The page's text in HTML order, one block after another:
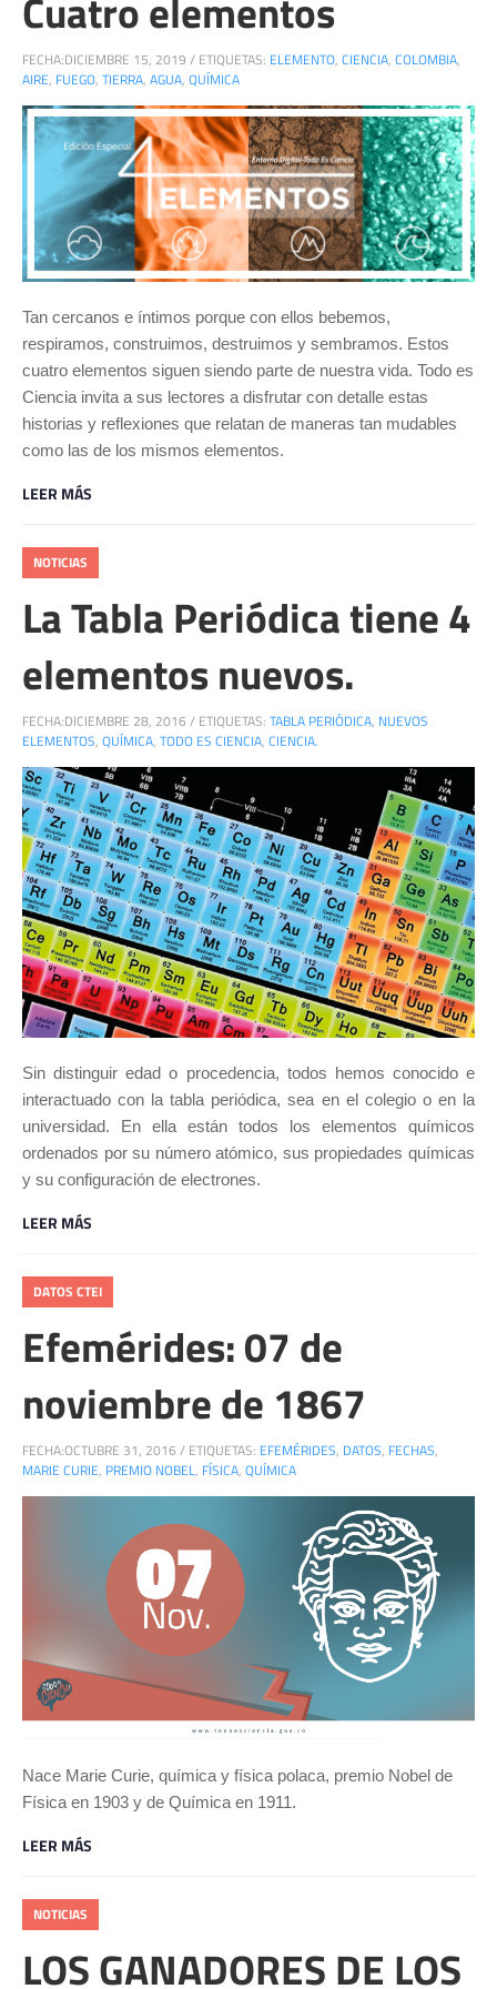
FECHA:DICIEMBRE 15, 2019 / ETIQUETAS: ELEMENTO, CIENCIA, COLOMBIA,
AIRE, FUEGO, TIERRA, AGUA, QUÍMICA
Tan cercanos e íntimos porque con ellos bebemos,
respiramos, construimos, destruimos y sembramos. Estos
cuatro elementos siguen siendo parte de nuestra vida. Todo es
Ciencia invita a sus lectores a disfrutar con detalle estas
historias y reflexiones que relatan de maneras tan mudables
como las de los mismos elementos.
LEER MÁS
NOTICIAS
La Tabla Periódica tiene 4
elementos nuevos.
FECHA:DICIEMBRE 28, 2016 / ETIQUETAS: TABLA PERIÓDICA, NUEVOS
ELEMENTOS, QUÍMICA, TODO ES CIENCIA, CIENCIA.
Sin distinguir edad o procedencia, todos hemos conocido e
interactuado con la tabla periódica, sea en el colegio o en la
universidad. En ella están todos los elementos químicos
ordenados por su número atómico, sus propiedades químicas
y su configuración de electrones.
LEER MÁS
DATOS CTEI
Efemérides: 07 de
noviembre de 1867
FECHA:OCTUBRE 31, 2016 / ETIQUETAS: EFEMÉRIDES, DATOS, FECHAS,
MARIE CURIE, PREMIO NOBEL, FÍSICA, QUÍMICA
Nace Marie Curie, química y física polaca, premio Nobel de
Física en 1903 y de Química en 1911.
LEER MÁS
NOTICIAS
LOS GANADORES DE LOS